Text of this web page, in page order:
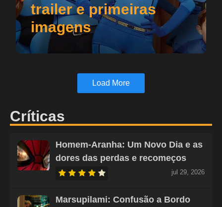
trailer e primeiras
imagens
Load More
Críticas
Homem-Aranha: Um Novo Dia e as
dores das perdas e recomeços
jul 29, 2026
Marsupilami: Confusão a Bordo